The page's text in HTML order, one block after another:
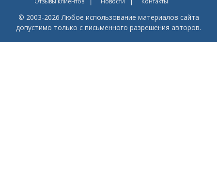
© 2003-2026 Любое использование материалов сайта
допустимо только с письменного разрешения авторов.